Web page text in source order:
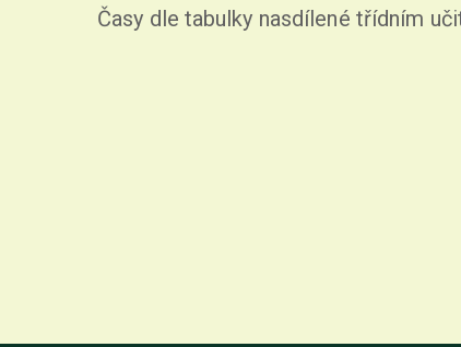
Časy dle tabulky nasdílené třídním